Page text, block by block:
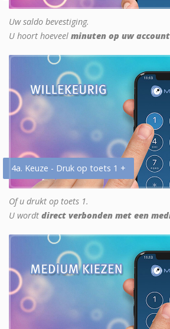
Uw saldo bevestiging.
U hoort hoeveel minuten op uw account
4a. Keuze - Druk op toets 1 +
Of u drukt op toets 1.
U wordt direct verbonden met een